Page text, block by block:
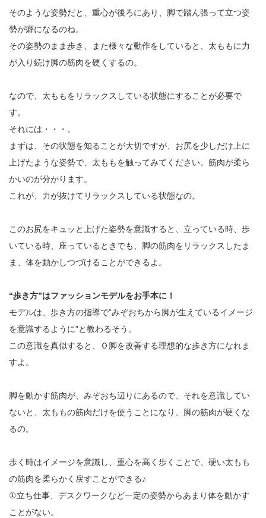
そのような姿勢だと、重心が後ろにあり、脚で踏ん張って立つ姿
勢が癖になるのね。
その姿勢のまま歩き、また様々な動作をしていると、太ももに力
が入り続け脚の筋肉を硬くするの。
なので、太ももをリラックスしている状態にすることが必要で
す。
それには・・・。
まずは、その状態を知ることが大切ですが、お尻を少しだけ上に
上げたような姿勢で、太ももを触ってみてください。筋肉が柔ら
かいのが分かります。
これが、力が抜けてリラックスしている状態なの。
このお尻をキュッと上げた姿勢を意識すると、立っている時、歩
いている時、座っているときでも、脚の筋肉をリラックスしたま
ま、体を動かしつづけることができるよ。
“歩き方”はファッションモデルをお手本に！
モデルは、歩き方の指導で“みぞおちから脚が生えているイメージ
を意識するように”と教わるそう。
この意識を真似すると、Ｏ脚を改善する理想的な歩き方になれま
すよ。
脚を動かす筋肉が、みぞおち辺りにあるので、それを意識してい
ないと、太ももの筋肉だけを使うことになり、脚の筋肉が硬くな
るの。
歩く時はイメージを意識し、重心を高く歩くことで、硬い太もも
の筋肉を柔らかく戻すことができる♪
①立ち仕事、デスクワークなど一定の姿勢からあまり体を動かす
ことがない。